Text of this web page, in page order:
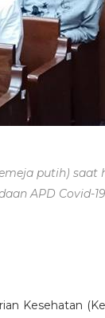
putih) saat
APD Covid-
Kesehatan